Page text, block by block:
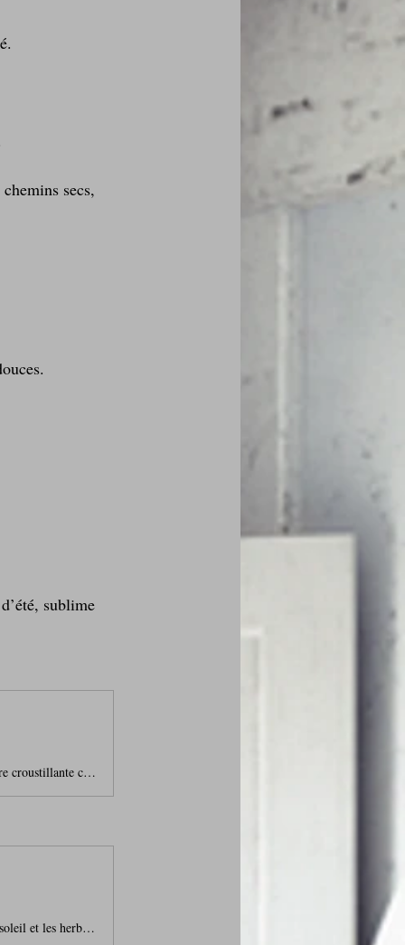
secs,
sublime
Les beignets de courgettes sont une véritable invitation à la gourmandise. Leur texture croustillante contraste avec le fondant des courgettes râpées, tandis que les fleurs de thym sauvage apportent une touche aromatique subtile et raffinée.Je suis rentrée de ma promenade matinale avec une jolie poignée de thym sauvage, aussi appelé serpolet. C'est une plante qui pousse spontanément dans les sols secs et très ensoleillés. C'est mon petit coin où je trouve également de la marjolaine, et j'adore
Aujourd’hui, je vous emmène en balade gourmande avec une recette qui sent bon le soleil et les herbes sauvages. Les cuisses de lapin, dorées dans une cocotte avec un hachis d’oignon, absorbent les arômes du poivron, de la courgette et du serpolet fraîchement cueilli. Ce thym sauvage, à la fois subtil et puissant, apporte une touche aromatique incomparable, faisant de ce plat une véritable invitation au farniente au soleil.Le serpolet, trésor des balades champêtresLe serpolet, cousin du thym trad